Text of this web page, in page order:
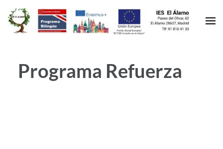
Programa Refuerza